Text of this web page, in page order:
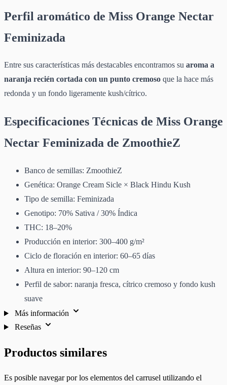
Perfil aromático de Miss Orange Nectar
Feminizada
Entre sus características más destacables encontramos su aroma a
naranja recién cortada con un punto cremoso que la hace más
redonda y un fondo ligeramente kush/cítrico.
Especificaciones Técnicas de Miss Orange
Nectar Feminizada de ZmoothieZ
Banco de semillas: ZmoothieZ
Genética: Orange Cream Sicle × Black Hindu Kush
Tipo de semilla: Feminizada
Genotipo: 70% Sativa / 30% Índica
THC: 18–20%
Producción en interior: 300–400 g/m²
Ciclo de floración en interior: 60–65 días
Altura en interior: 90–120 cm
Perfil de sabor: naranja fresca, cítrico cremoso y fondo kush
suave
Más información
Reseñas
Productos similares
Es posible navegar por los elementos del carrusel utilizando el